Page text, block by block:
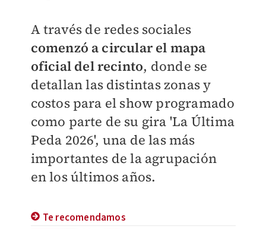
A través de redes sociales
comenzó a circular el mapa
oficial del recinto, donde se
detallan las distintas zonas y
costos para el show programado
como parte de su gira 'La Última
Peda 2026', una de las más
importantes de la agrupación
en los últimos años.
Te recomendamos